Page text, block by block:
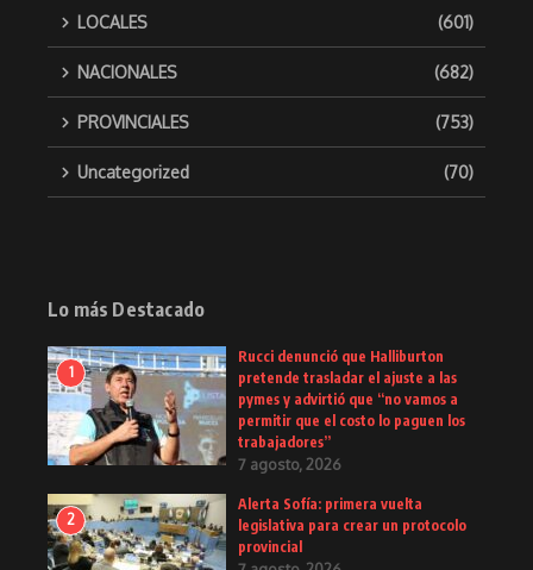
LOCALES (601)
NACIONALES (682)
PROVINCIALES (753)
Uncategorized (70)
Lo más Destacado
1
Rucci denunció que Halliburton
pretende trasladar el ajuste a las
pymes y advirtió que “no vamos a
permitir que el costo lo paguen los
trabajadores”
7 agosto, 2026
2
Alerta Sofía: primera vuelta
legislativa para crear un protocolo
provincial